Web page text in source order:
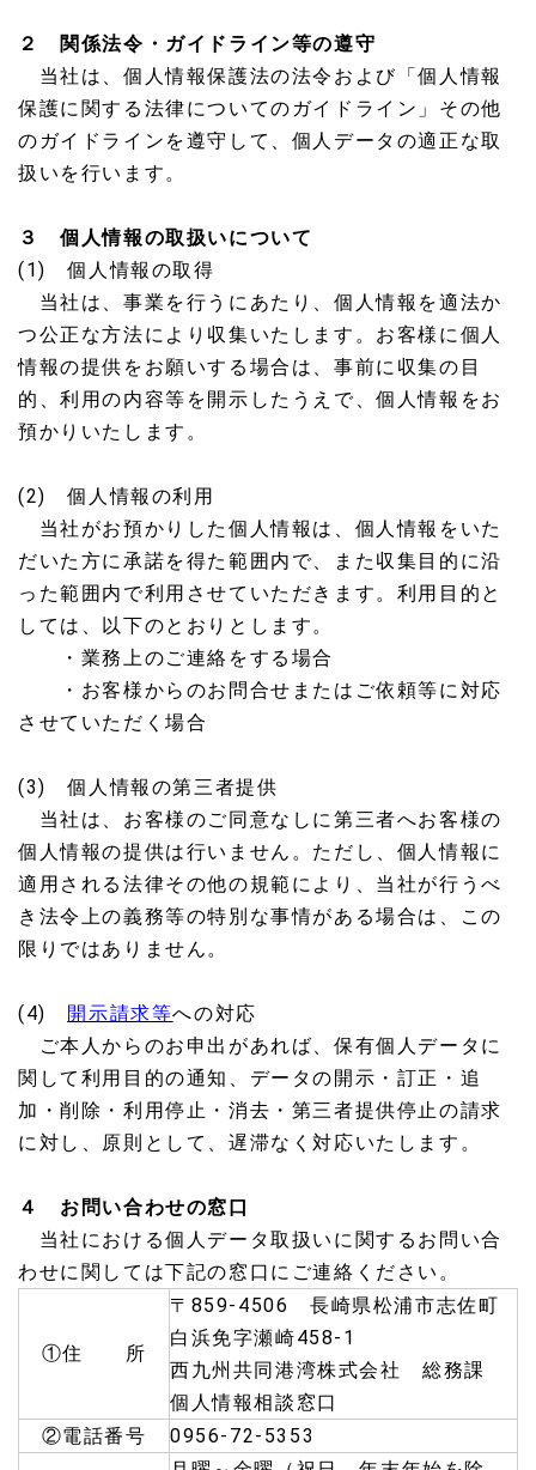
２ 関係法令・ガイドライン等の遵守
当社は、個人情報保護法の法令および「個人情報
保護に関する法律についてのガイドライン」その他
のガイドラインを遵守して、個人データの適正な取
扱いを行います。
３ 個人情報の取扱いについて
(1) 個人情報の取得
当社は、事業を行うにあたり、個人情報を適法か
つ公正な方法により収集いたします。お客様に個人
情報の提供をお願いする場合は、事前に収集の目
的、利用の内容等を開示したうえで、個人情報をお
預かりいたします。
(2) 個人情報の利用
当社がお預かりした個人情報は、個人情報をいた
だいた方に承諾を得た範囲内で、また収集目的に沿
った範囲内で利用させていただきます。利用目的と
しては、以下のとおりとします。
・業務上のご連絡をする場合
・お客様からのお問合せまたはご依頼等に対応
させていただく場合
(3) 個人情報の第三者提供
当社は、お客様のご同意なしに第三者へお客様の
個人情報の提供は行いません。ただし、個人情報に
適用される法律その他の規範により、当社が行うべ
き法令上の義務等の特別な事情がある場合は、この
限りではありません。
(4) 開示請求等への対応
ご本人からのお申出があれば、保有個人データに
関して利用目的の通知、データの開示・訂正・追
加・削除・利用停止・消去・第三者提供停止の請求
に対し、原則として、遅滞なく対応いたします。
４ お問い合わせの窓口
当社における個人データ取扱いに関するお問い合
わせに関しては下記の窓口にご連絡ください。
①住 所
〒859-4506 長崎県松浦市志佐町
白浜免字瀬崎458-1
西九州共同港湾株式会社 総務課
個人情報相談窓口
②電話番号
0956-72-5353